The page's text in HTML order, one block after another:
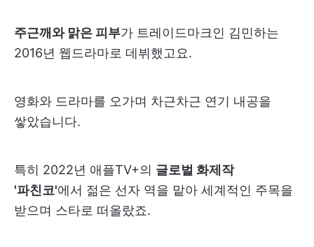
주근깨와 맑은 피부가 트레이드마크인 김민하는
2016년 웹드라마로 데뷔했고요.
영화와 드라마를 오가며 차근차근 연기 내공을
쌓았습니다.
특히 2022년 애플TV+의 글로벌 화제작
'파친코'에서 젊은 선자 역을 맡아 세계적인 주목을
받으며 스타로 떠올랐죠.